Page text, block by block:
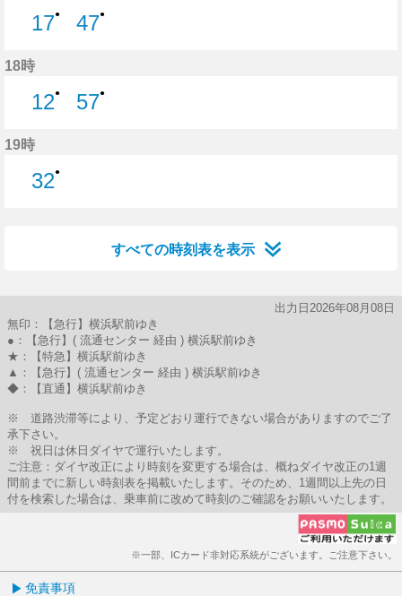
17●
47●
18時
12●
57●
19時
32●
すべての時刻表を表示
出力日2026年08月08日
無印：【急行】横浜駅前ゆき
●：【急行】( 流通センター 経由 ) 横浜駅前ゆき
★：【特急】横浜駅前ゆき
▲：【急行】( 流通センター 経由 ) 横浜駅前ゆき
◆：【直通】横浜駅前ゆき
※ 道路渋滞等により、予定どおり運行できない場合がありますのでご了
承下さい。
※ 祝日は休日ダイヤで運行いたします。
ご注意：ダイヤ改正により時刻を変更する場合は、概ねダイヤ改正の1週
間前までに新しい時刻表を掲載いたします。そのため、1週間以上先の日
付を検索した場合は、乗車前に改めて時刻のご確認をお願いいたします。
※一部、ICカード非対応系統がございます。ご注意下さい。
免責事項